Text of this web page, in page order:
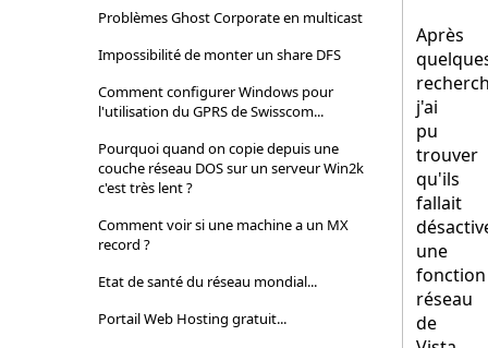
Problèmes Ghost Corporate en multicast
Impossibilité de monter un share DFS
Comment configurer Windows pour
l'utilisation du GPRS de Swisscom...
Pourquoi quand on copie depuis une
couche réseau DOS sur un serveur Win2k
c'est très lent ?
Comment voir si une machine a un MX
record ?
Etat de santé du réseau mondial...
Portail Web Hosting gratuit...
Après
j'ai
pu
trouver
qu'ils
fallait
une
fonction
réseau
de